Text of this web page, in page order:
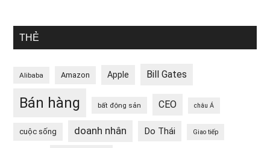
THẺ
Alibaba Amazon Apple Bill Gates
Bán hàng bất động sản CEO châu Á
cuộc sống doanh nhân Do Thái Giao tiếp